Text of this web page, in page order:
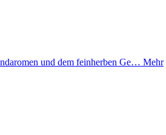
und dem feinherben Ge… Mehr